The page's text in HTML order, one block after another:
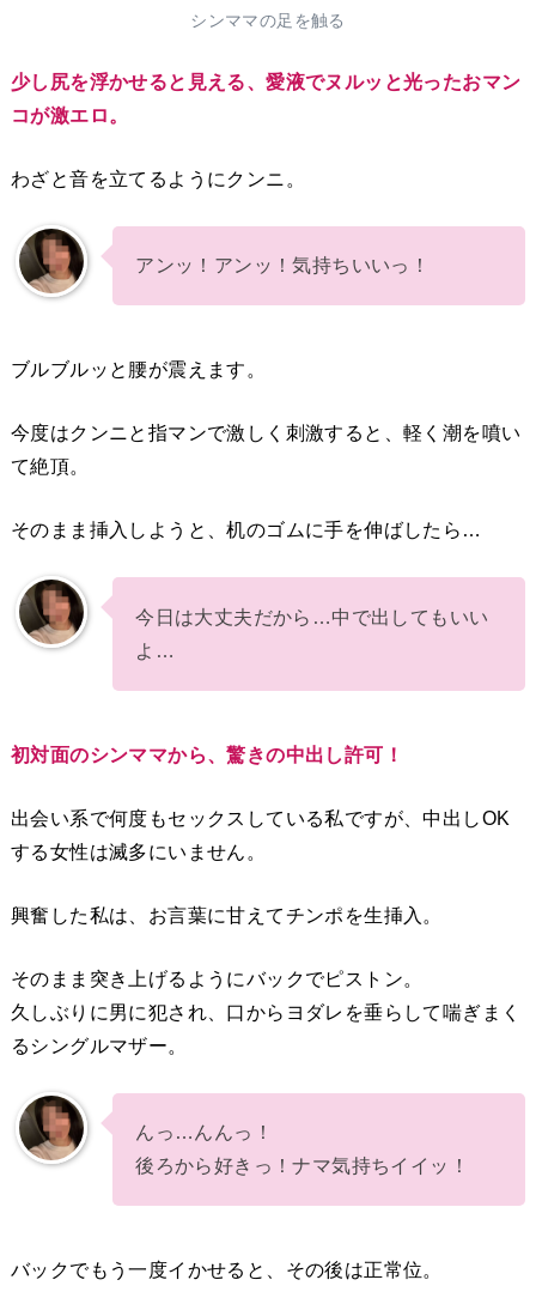
シンママの足を触る
少し尻を浮かせると見える、愛液でヌルッと光ったおマン
コが激エロ。
わざと音を立てるようにクンニ。
アンッ！アンッ！気持ちいいっ！
ブルブルッと腰が震えます。
今度はクンニと指マンで激しく刺激すると、軽く潮を噴い
て絶頂。
そのまま挿入しようと、机のゴムに手を伸ばしたら…
今日は大丈夫だから…中で出してもいい
よ…
初対面のシンママから、驚きの中出し許可！
出会い系で何度もセックスしている私ですが、中出しOK
する女性は滅多にいません。
興奮した私は、お言葉に甘えてチンポを生挿入。
そのまま突き上げるようにバックでピストン。
久しぶりに男に犯され、口からヨダレを垂らして喘ぎまく
るシングルマザー。
んっ…んんっ！
後ろから好きっ！ナマ気持ちイイッ！
バックでもう一度イかせると、その後は正常位。